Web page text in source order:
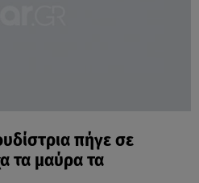
πήγε σε
τα μαύρα τα